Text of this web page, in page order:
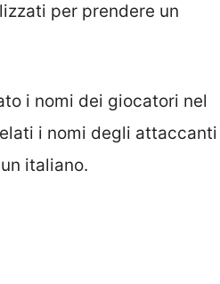
per prendere un
i nomi dei giocatori nel
i nomi degli attaccanti
italiano.